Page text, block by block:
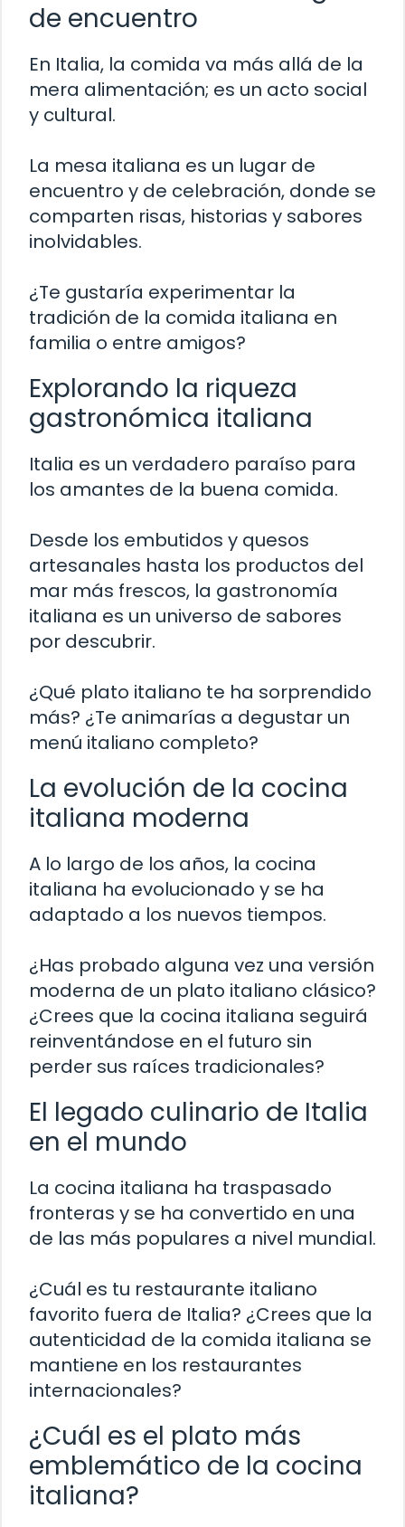
de encuentro
En Italia, la comida va más allá de la
mera alimentación; es un acto social
y cultural.
La mesa italiana es un lugar de
encuentro y de celebración, donde se
comparten risas, historias y sabores
inolvidables.
¿Te gustaría experimentar la
tradición de la comida italiana en
familia o entre amigos?
Explorando la riqueza
gastronómica italiana
Italia es un verdadero paraíso para
los amantes de la buena comida.
Desde los embutidos y quesos
artesanales hasta los productos del
mar más frescos, la gastronomía
italiana es un universo de sabores
por descubrir.
¿Qué plato italiano te ha sorprendido
más? ¿Te animarías a degustar un
menú italiano completo?
La evolución de la cocina
italiana moderna
A lo largo de los años, la cocina
italiana ha evolucionado y se ha
adaptado a los nuevos tiempos.
¿Has probado alguna vez una versión
moderna de un plato italiano clásico?
¿Crees que la cocina italiana seguirá
reinventándose en el futuro sin
perder sus raíces tradicionales?
El legado culinario de Italia
en el mundo
La cocina italiana ha traspasado
fronteras y se ha convertido en una
de las más populares a nivel mundial.
¿Cuál es tu restaurante italiano
favorito fuera de Italia? ¿Crees que la
autenticidad de la comida italiana se
mantiene en los restaurantes
internacionales?
¿Cuál es el plato más
emblemático de la cocina
italiana?